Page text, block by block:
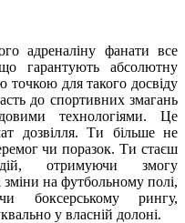
адреналіну фанати все
гарантують абсолютну
точкою для такого досвіду
до спортивних змагань
технологіями. Це
дозвілля. Ти більше не
чи поразок. Ти стаєш
отримуючи змогу
зміни на футбольному полі,
боксерському рингу,
у власній долоні.